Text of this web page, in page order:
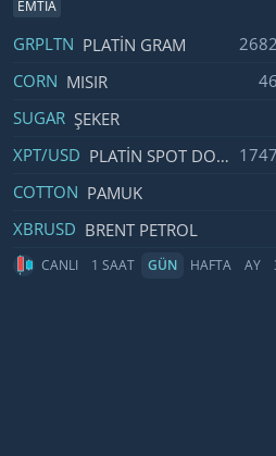
CANLI 1 SAAT GÜN HAFTA AY
EMTIA
İsim FiyatDeğişim
GRPLTN PLATIN GRAM
CORN MISIR
SUGAR ŞEKER
XPT/USD PLATIN SPOT DOLAR
COTTON PAMUK
XBRUSD BRENT PETROL